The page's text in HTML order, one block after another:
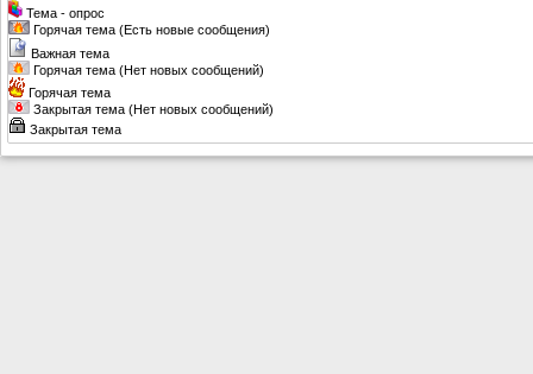
Тема - опрос
Горячая тема (Есть новые сообщения)
Важная тема
Горячая тема (Нет новых сообщений)
Горячая тема
Закрытая тема (Нет новых сообщений)
Закрытая тема